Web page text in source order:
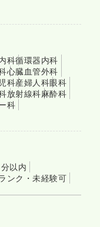
科循環器内科
心臓血管外科
科産婦人科眼科
放射線科麻酔科
科
以内
ンク・未経験可